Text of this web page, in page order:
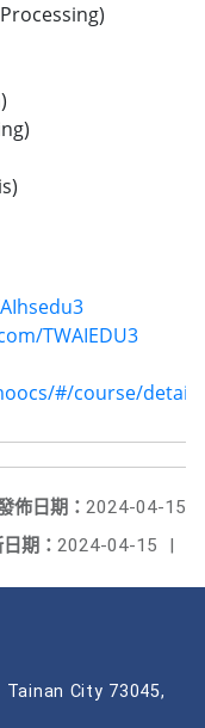
TWAIEDU3
#/course/detail/
佈日期： 2024-04-15
期： 2024-04-15 |
Tainan City 73045,